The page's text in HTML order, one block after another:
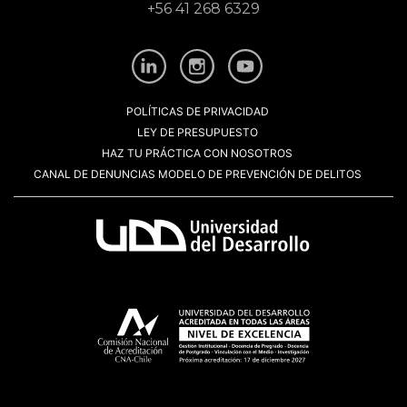
+56 41 268 6329
POLÍTICAS DE PRIVACIDAD
LEY DE PRESUPUESTO
HAZ TU PRÁCTICA CON NOSOTROS
CANAL DE DENUNCIAS MODELO DE PREVENCIÓN DE DELITOS